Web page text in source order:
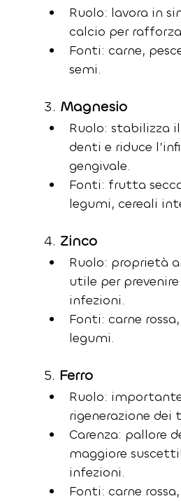
Ruolo: lavora in
calcio per
Fonti: carne,
semi.
3. Magnesio
Ruolo: stabilizza
denti e riduce
gengivale.
Fonti: frutta
legumi, cereali
4. Zinco
Ruolo: proprietà
utile per
infezioni.
Fonti: carne
legumi.
5. Ferro
Ruolo:
rigenerazione dei
Carenza: pallore
maggiore
infezioni.
Fonti: carne